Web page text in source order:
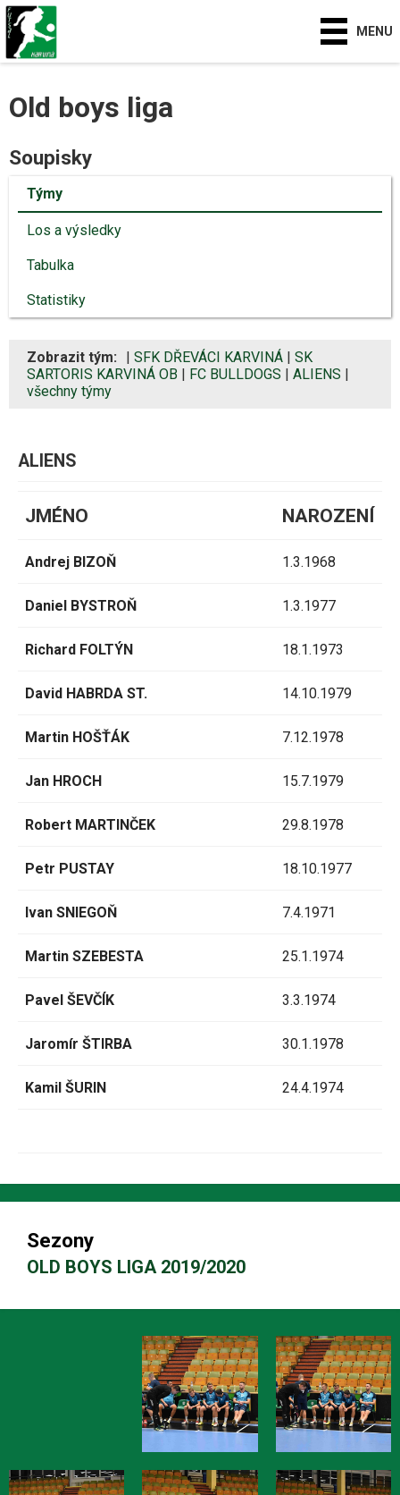
MENU
Old boys liga
Soupisky
Týmy
Los a výsledky
Tabulka
Statistiky
Zobrazit tým: SFK DŘEVÁCI KARVINÁ
SK
SARTORIS KARVINÁ OB
FC BULLDOGS ALIENS
všechny týmy
ALIENS
JMÉNO NAROZENÍ
Andrej BIZOŇ 1.3.1968
Daniel BYSTROŇ 1.3.1977
Richard FOLTÝN 18.1.1973
David HABRDA ST. 14.10.1979
Martin HOŠŤÁK 7.12.1978
Jan HROCH 15.7.1979
Robert MARTINČEK 29.8.1978
Petr PUSTAY 18.10.1977
Ivan SNIEGOŇ 7.4.1971
Martin SZEBESTA 25.1.1974
Pavel ŠEVČÍK 3.3.1974
Jaromír ŠTIRBA 30.1.1978
Kamil ŠURIN 24.4.1974
Sezony
OLD BOYS LIGA 2019/2020